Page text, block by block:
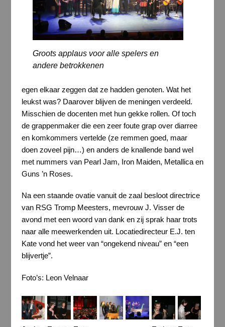
Groots applaus voor alle spelers en
andere betrokkenen
egen elkaar zeggen dat ze hadden genoten. Wat het
leukst was? Daarover blijven de meningen verdeeld.
Misschien de docenten met hun gekke rollen. Of toch
de grappenmaker die een zeer foute grap over diarree
en komkommers vertelde (ze remmen goed, maar
doen zoveel pijn…) en anders de knallende band wel
met nummers van Pearl Jam, Iron Maiden, Metallica en
Guns ’n Roses.
Na een staande ovatie vanuit de zaal besloot directrice
van RSG Tromp Meesters, mevrouw J. Visser de
avond met een woord van dank en zij sprak haar trots
naar alle meewerkenden uit. Locatiedirecteur E.J. ten
Kate vond het weer van “ongekend niveau” en “een
blijvertje”.
Foto’s: Leon Velnaar